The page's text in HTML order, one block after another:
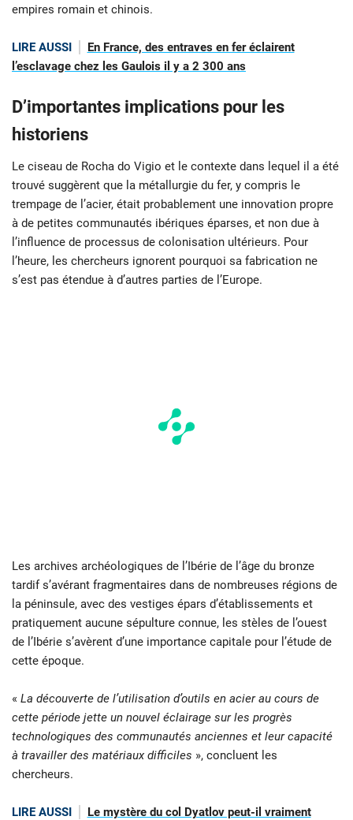
empires romain et chinois.
LIRE AUSSI
En France, des entraves en fer éclairent
l’esclavage chez les Gaulois il y a 2 300 ans
D’importantes implications pour les
historiens
Le ciseau de Rocha do Vigio et le contexte dans lequel il a été
trouvé suggèrent que la métallurgie du fer, y compris le
trempage de l’acier, était probablement une innovation propre
à de petites communautés ibériques éparses, et non due à
l’influence de processus de colonisation ultérieurs. Pour
l’heure, les chercheurs ignorent pourquoi sa fabrication ne
s’est pas étendue à d’autres parties de l’Europe.
Les archives archéologiques de l’Ibérie de l’âge du bronze
tardif s’avérant fragmentaires dans de nombreuses régions de
la péninsule, avec des vestiges épars d’établissements et
pratiquement aucune sépulture connue, les stèles de l’ouest
de l’Ibérie s’avèrent d’une importance capitale pour l’étude de
cette époque.
« La découverte de l’utilisation d’outils en acier au cours de
cette période jette un nouvel éclairage sur les progrès
technologiques des communautés anciennes et leur capacité
à travailler des matériaux difficiles », concluent les
chercheurs.
LIRE AUSSI
Le mystère du col Dyatlov peut-il vraiment